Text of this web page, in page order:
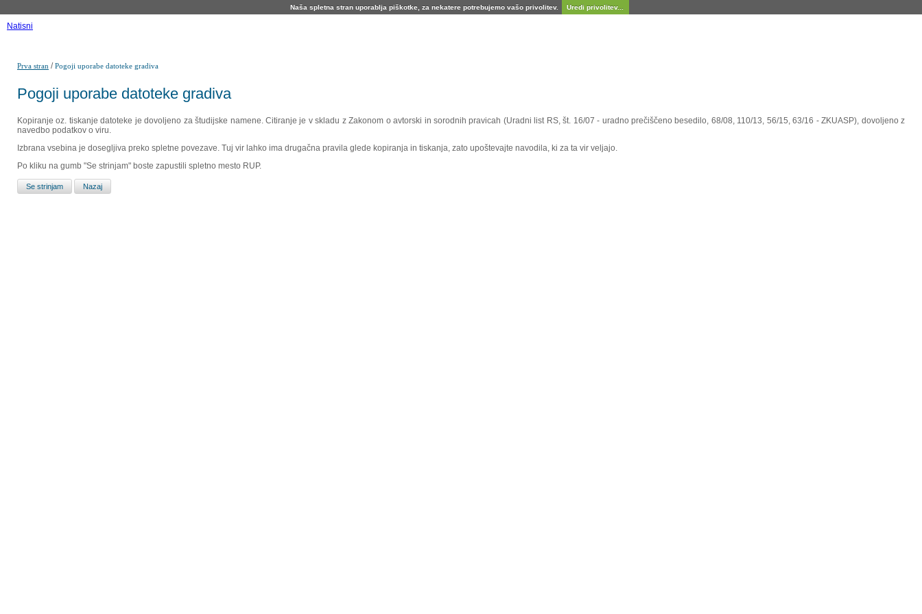
Naša spletna stran uporablja piškotke, za nekatere potrebujemo vašo privolitev. Uredi privolitev...
Natisni
Prva stran /Pogoji uporabe datoteke gradiva
Pogoji uporabe datoteke gradiva
Kopiranje oz. tiskanje datoteke je dovoljeno za študijske namene. Citiranje je v skladu z Zakonom o avtorski in sorodnih pravicah (Uradni list RS, št. 16/07 - uradno prečiščeno besedilo, 68/08, 110/13, 56/15, 63/16 - ZKUASP), dovoljeno z
navedbo podatkov o viru.
Izbrana vsebina je dosegljiva preko spletne povezave. Tuj vir lahko ima drugačna pravila glede kopiranja in tiskanja, zato upoštevajte navodila, ki za ta vir veljajo.
Po kliku na gumb "Se strinjam" boste zapustili spletno mesto RUP.